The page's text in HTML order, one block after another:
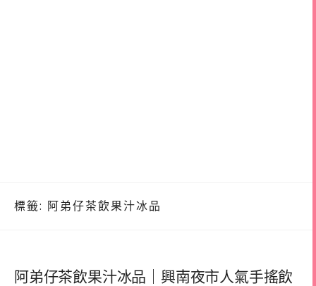
標籤: 阿弟仔茶飲果汁冰品
阿弟仔茶飲果汁冰品｜興南夜市人氣手搖飲